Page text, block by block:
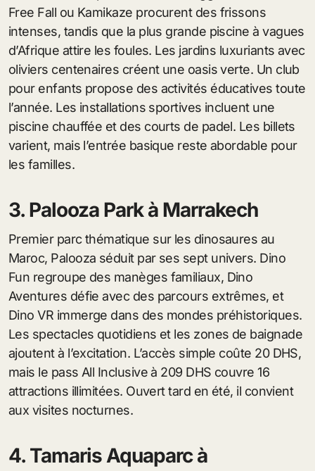
Free Fall ou Kamikaze procurent des frissons
intenses, tandis que la plus grande piscine à vagues
d’Afrique attire les foules. Les jardins luxuriants avec
oliviers centenaires créent une oasis verte. Un club
pour enfants propose des activités éducatives toute
l’année. Les installations sportives incluent une
piscine chauffée et des courts de padel. Les billets
varient, mais l’entrée basique reste abordable pour
les familles.
3. Palooza Park à Marrakech
Premier parc thématique sur les dinosaures au
Maroc, Palooza séduit par ses sept univers. Dino
Fun regroupe des manèges familiaux, Dino
Aventures défie avec des parcours extrêmes, et
Dino VR immerge dans des mondes préhistoriques.
Les spectacles quotidiens et les zones de baignade
ajoutent à l’excitation. L’accès simple coûte 20 DHS,
mais le pass All Inclusive à 209 DHS couvre 16
attractions illimitées. Ouvert tard en été, il convient
aux visites nocturnes.
4. Tamaris Aquaparc à